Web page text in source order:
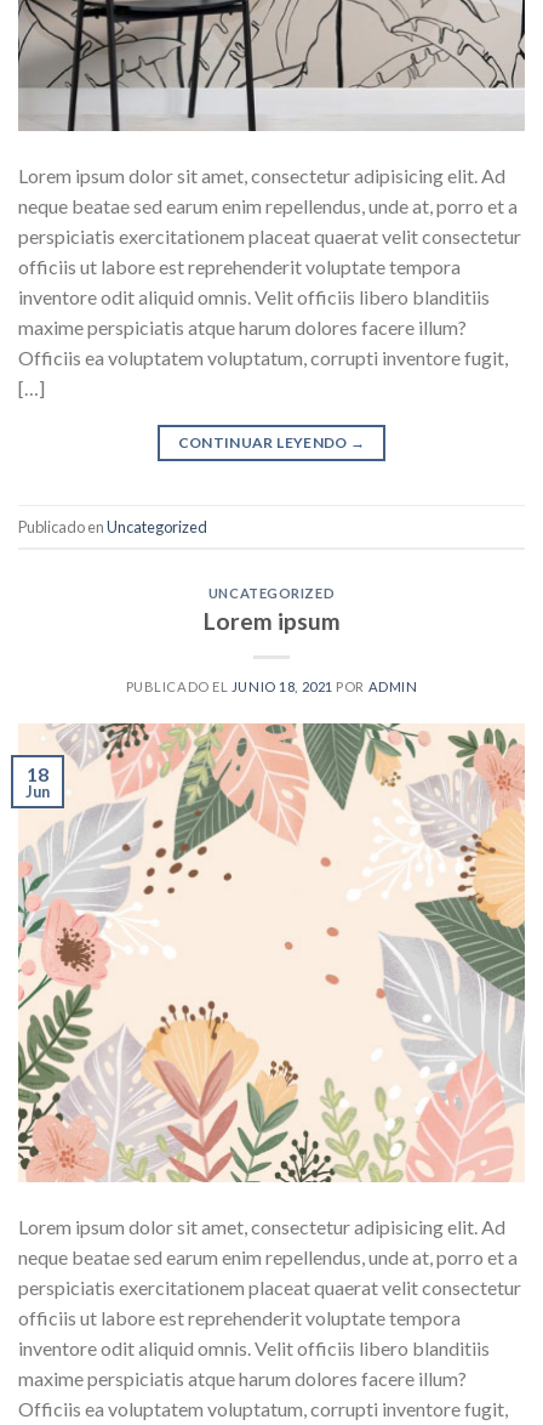
Lorem ipsum dolor sit amet, consectetur adipisicing elit. Ad
neque beatae sed earum enim repellendus, unde at, porro et a
perspiciatis exercitationem placeat quaerat velit consectetur
officiis ut labore est reprehenderit voluptate tempora
inventore odit aliquid omnis. Velit officiis libero blanditiis
maxime perspiciatis atque harum dolores facere illum?
Officiis ea voluptatem voluptatum, corrupti inventore fugit,
[…]
CONTINUAR LEYENDO →
Publicado enUncategorized
UNCATEGORIZED
Lorem ipsum
PUBLICADO EL JUNIO 18, 2021 POR ADMIN
18
Jun
Lorem ipsum dolor sit amet, consectetur adipisicing elit. Ad
neque beatae sed earum enim repellendus, unde at, porro et a
perspiciatis exercitationem placeat quaerat velit consectetur
officiis ut labore est reprehenderit voluptate tempora
inventore odit aliquid omnis. Velit officiis libero blanditiis
maxime perspiciatis atque harum dolores facere illum?
Officiis ea voluptatem voluptatum, corrupti inventore fugit,